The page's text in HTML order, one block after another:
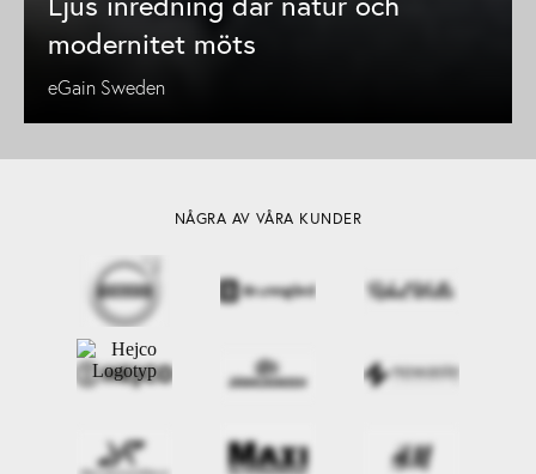
modernitet möts
eGain Sweden
NÅGRA AV VÅRA KUNDER